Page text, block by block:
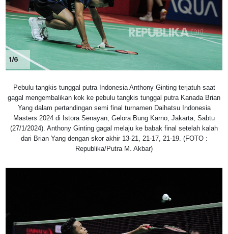
1/6
Pebulu tangkis tunggal putra Indonesia Anthony Ginting terjatuh saat
gagal mengembalikan kok ke pebulu tangkis tunggal putra Kanada Brian
Yang dalam pertandingan semi final turnamen Daihatsu Indonesia
Masters 2024 di Istora Senayan, Gelora Bung Karno, Jakarta, Sabtu
(27/1/2024). Anthony Ginting gagal melaju ke babak final setelah kalah
dari Brian Yang dengan skor akhir 13-21, 21-17, 21-19. (FOTO :
Republika/Putra M. Akbar)